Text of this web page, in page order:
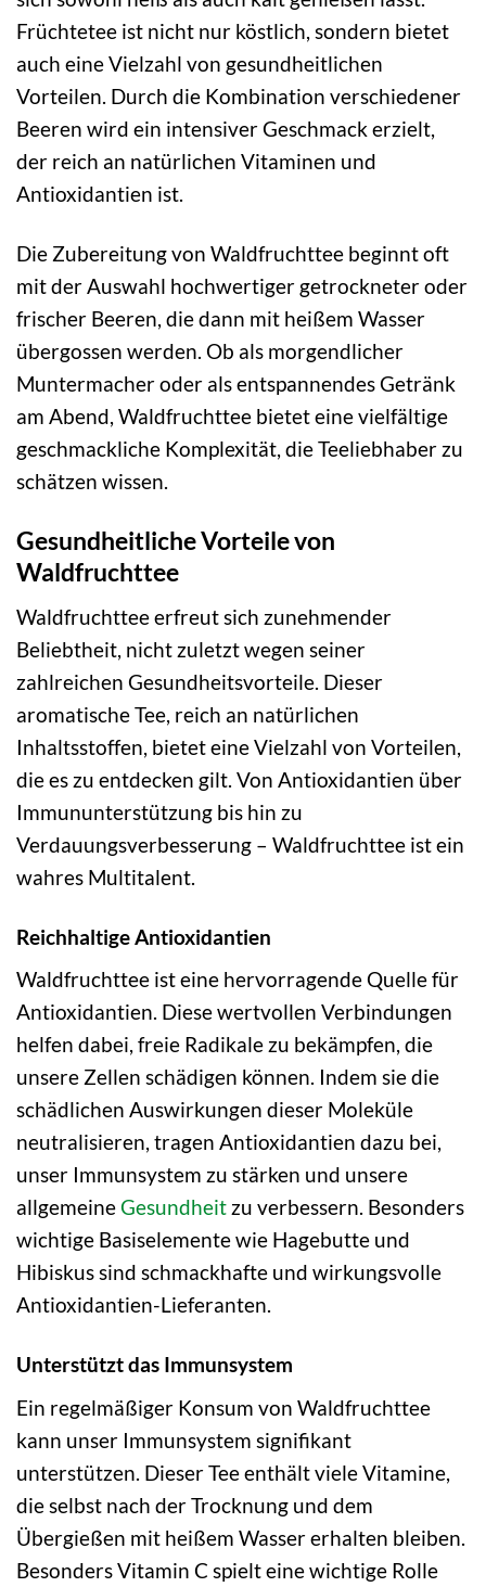
Früchtetee ist nicht nur köstlich, sondern bietet
auch eine Vielzahl von gesundheitlichen
Vorteilen. Durch die Kombination verschiedener
Beeren wird ein intensiver Geschmack erzielt,
der reich an natürlichen Vitaminen und
Antioxidantien ist.
Die Zubereitung von Waldfruchttee beginnt oft
mit der Auswahl hochwertiger getrockneter oder
frischer Beeren, die dann mit heißem Wasser
übergossen werden. Ob als morgendlicher
Muntermacher oder als entspannendes Getränk
am Abend, Waldfruchttee bietet eine vielfältige
geschmackliche Komplexität, die Teeliebhaber zu
schätzen wissen.
Gesundheitliche Vorteile von
Waldfruchttee
Waldfruchttee erfreut sich zunehmender
Beliebtheit, nicht zuletzt wegen seiner
zahlreichen Gesundheitsvorteile. Dieser
aromatische Tee, reich an natürlichen
Inhaltsstoffen, bietet eine Vielzahl von Vorteilen,
die es zu entdecken gilt. Von Antioxidantien über
Immununterstützung bis hin zu
Verdauungsverbesserung – Waldfruchttee ist ein
wahres Multitalent.
Reichhaltige Antioxidantien
Waldfruchttee ist eine hervorragende Quelle für
Antioxidantien. Diese wertvollen Verbindungen
helfen dabei, freie Radikale zu bekämpfen, die
unsere Zellen schädigen können. Indem sie die
schädlichen Auswirkungen dieser Moleküle
neutralisieren, tragen Antioxidantien dazu bei,
unser Immunsystem zu stärken und unsere
allgemeineGesundheit zu verbessern. Besonders
wichtige Basiselemente wie Hagebutte und
Hibiskus sind schmackhafte und wirkungsvolle
Antioxidantien-Lieferanten.
Unterstützt das Immunsystem
Ein regelmäßiger Konsum von Waldfruchttee
kann unser Immunsystem signifikant
unterstützen. Dieser Tee enthält viele Vitamine,
die selbst nach der Trocknung und dem
Übergießen mit heißem Wasser erhalten bleiben.
Besonders Vitamin C spielt eine wichtige Rolle